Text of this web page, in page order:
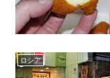
ロシア